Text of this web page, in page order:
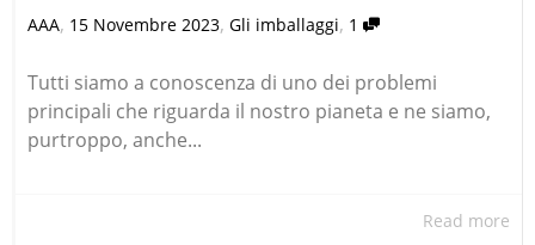
AAA, 15 Novembre 2023, Gli imballaggi, 1
Tutti siamo a conoscenza di uno dei problemi
principali che riguarda il nostro pianeta e ne siamo,
purtroppo, anche...
Read more